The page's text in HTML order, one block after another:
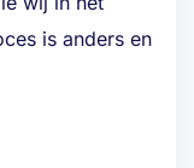
is anders en